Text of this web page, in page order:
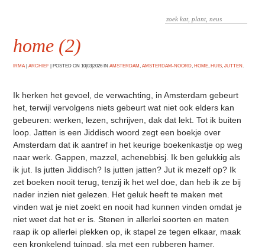
home (2)
IRMA|ARCHIEF POSTED ON 10|03|2026 INAMSTERDAM,AMSTERDAM-NOORD, HOME, HUIS,JUTTEN.
Ik herken het gevoel, de verwachting, in Amsterdam gebeurt
het, terwijl vervolgens niets gebeurt wat niet ook elders kan
gebeuren: werken, lezen, schrijven, dak dat lekt. Tot ik buiten
loop. Jatten is een Jiddisch woord zegt een boekje over
Amsterdam dat ik aantref in het keurige boekenkastje op weg
naar werk. Gappen, mazzel, achenebbisj. Ik ben gelukkig als
ik jut. Is jutten Jiddisch? Is jutten jatten? Jut ik mezelf op? Ik
zet boeken nooit terug, tenzij ik het wel doe, dan heb ik ze bij
nader inzien niet gelezen. Het geluk heeft te maken met
vinden wat je niet zoekt en nooit had kunnen vinden omdat je
niet weet dat het er is. Stenen in allerlei soorten en maten
raap ik op allerlei plekken op, ik stapel ze tegen elkaar, maak
een kronkelend tuinpad, sla met een rubberen hamer.